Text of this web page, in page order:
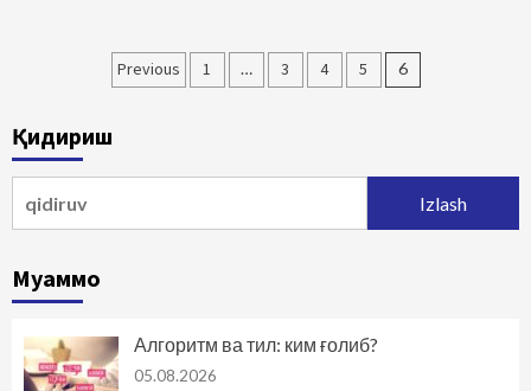
Maqolalar
harakatlanish
Previous 1 … 3 4 5 6
Қидириш
Муаммо
Алгоритм ва тил: ким ғолиб?
05.08.2026